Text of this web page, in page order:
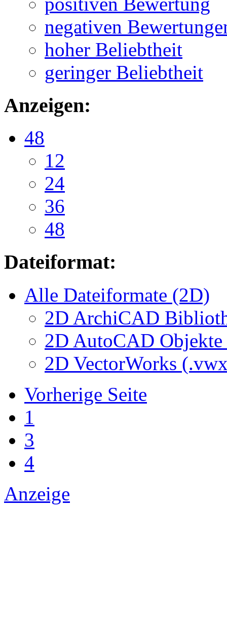
negativen
hoher Beliebtheit
geringer Beliebtheit
Anzeigen:
48
12
24
36
48
Dateiformat:
Alle Dateiformate (2D)
2D ArchiCAD
2D AutoCAD
2D VectorWorks
Vorherige Seite
1
3
4
Anzeige